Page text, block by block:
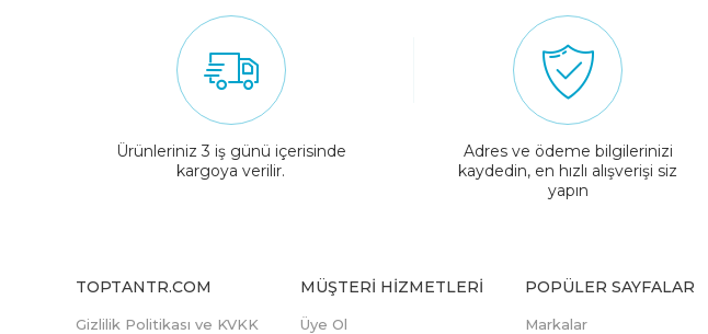
Ürünleriniz 3 iş günü içerisinde
kargoya verilir.
Adres ve ödeme bilgilerinizi
kaydedin, en hızlı alışverişi siz
yapın
TOPTANTR.COM
Gizlilik Politikası ve KVKK
MÜŞTERI HIZMETLERI
Üye Ol
POPÜLER SAYFALAR
Markalar